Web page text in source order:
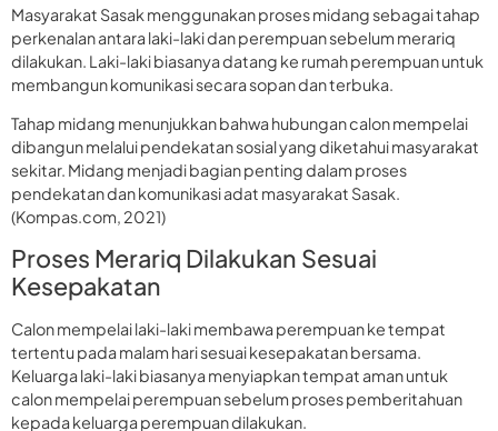
Masyarakat Sasak menggunakan proses midang sebagai tahap
perkenalan antara laki-laki dan perempuan sebelum merariq
dilakukan. Laki-laki biasanya datang ke rumah perempuan untuk
membangun komunikasi secara sopan dan terbuka.
Tahap midang menunjukkan bahwa hubungan calon mempelai
dibangun melalui pendekatan sosial yang diketahui masyarakat
sekitar. Midang menjadi bagian penting dalam proses
pendekatan dan komunikasi adat masyarakat Sasak.
(Kompas.com, 2021)
Proses Merariq Dilakukan Sesuai
Kesepakatan
Calon mempelai laki-laki membawa perempuan ke tempat
tertentu pada malam hari sesuai kesepakatan bersama.
Keluarga laki-laki biasanya menyiapkan tempat aman untuk
calon mempelai perempuan sebelum proses pemberitahuan
kepada keluarga perempuan dilakukan.